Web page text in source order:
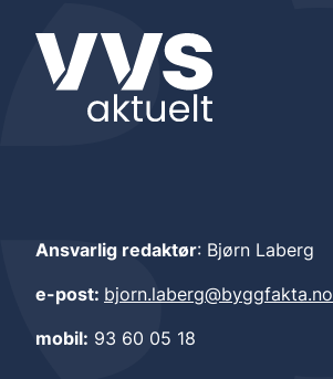
Ansvarlig redaktør: Bjørn Laberg
e-post: bjorn.laberg@byggfakta.no
mobil: 93 60 05 18